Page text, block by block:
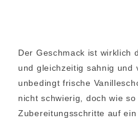
Der Geschmack ist wirklich
und gleichzeitig sahnig und
unbedingt frische
nicht schwierig, doch wie
Zubereitungsschritte auf